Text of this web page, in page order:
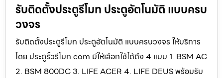
รับติดตั้งประตูรีโมท ประตูอัตโนมัติ แบบครบ
วงจร
รับติดตั้งประตูรีโมท ประตูอัตโนมัติ แบบครบวงจร ให้บริการ
โดย ประตูรั้วรีโมท.com มีให้เลือกใช้ได้ถึง 4 แบบ 1. BSM AC
2. BSM 800DC 3. LIFE ACER 4. LIFE DEUS พร้อมรับ